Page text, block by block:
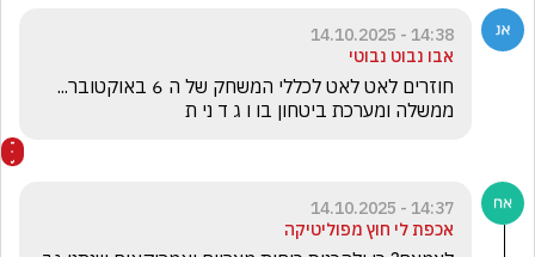
14:38 - 14.10.2025
אבו נבוט נבוטי
ממשלה ומערכת ביטחון בו ו ג ד ני ת
14:37 - 14.10.2025
אכפת לי חוץ מפוליטיקה